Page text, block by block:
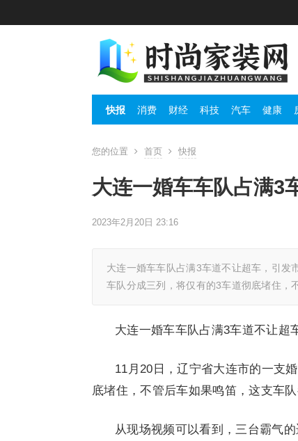
快报 消费 财经 科技 汽车 健康
您的位置 首页 快报
大连一婚车车队占满3
2023年2月20日 23:16
大连一婚车车队占满3车道不让超车，引发
车队分成三列，将仅有的3车道彻底堵住，
大连一婚车车队占满3车道不让超
11月20日，辽宁省大连市的一支
底堵住，不管后车如果鸣笛，这支车队
从现场视频可以看到，三台霸气